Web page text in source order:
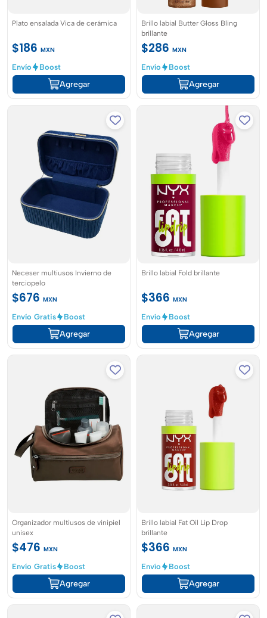
Plato ensalada Vica de cerámica
$186 MXN
Envío
Boost
Agregar
Brillo labial Butter Gloss Bling
brillante
$286 MXN
Envío
Boost
Agregar
Neceser multiusos Invierno de
terciopelo
$676 MXN
Envío Gratis
Boost
Agregar
Brillo labial Fold brillante
$366 MXN
Envío
Boost
Agregar
Organizador multiusos de vinipiel
unisex
$476 MXN
Envío Gratis
Boost
Agregar
Brillo labial Fat Oil Lip Drop
brillante
$366 MXN
Envío
Boost
Agregar